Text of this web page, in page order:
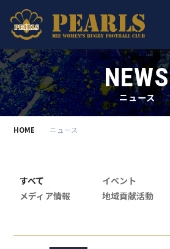
NEWS
ニュース
HOME ニュース
すべて イベント
メディア情報
地域貢献活動